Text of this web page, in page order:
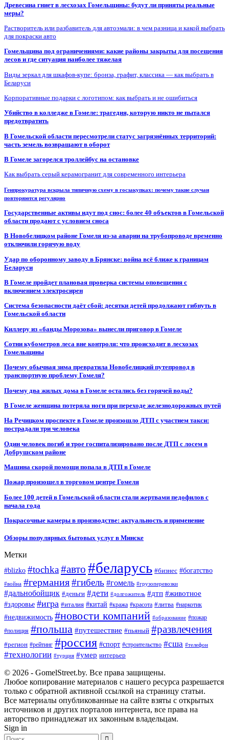
Древесина гниет в лесхозах Гомельщины: будут ли приняты реальные
меры?
Растворитель или разбавитель для автоэмали: в чем разница и какой выбрать
для покраски авто
Гомельщина под ограничениями: какие районы закрыты для посещения
лесов и где ситуация наиболее тяжелая
Виды зеркал для шкафов-купе: бронза, графит, классика — как выбрать в
Беларуси
Корпоративные подарки с логотипом: как выбрать и не ошибиться
Убийство в колледже в Гомеле: трагедия, которую никто не пытался
предотвратить
В Гомельской области пересмотрели статус загрязнённых территорий:
часть земель возвращают в оборот
В Гомеле загорелся троллейбус на остановке
Как выбрать серый керамогранит для современного интерьера
Генпрокуратура вскрыла типичную схему в госзакупках: почему такие случаи
повторяются регулярно
Государственные активы идут под снос: более 40 объектов в Гомельской
области продают с условием сноса
В Новобелицком районе Гомеля из-за аварии на трубопроводе временно
отключили горячую воду
Удар по оборонному заводу в Брянске: война всё ближе к границам
Беларуси
В Гомеле пройдет плановая проверка системы оповещения с
включением электросирен
Система безопасности даёт сбой: десятки детей продолжают гибнуть в
Гомельской области
Киллеру из «банды Морозова» вынесли приговор в Гомеле
Сотни кубометров леса вне контроля: что происходит в лесхозах
Гомельщины
Почему обычная зима превратила Новобелицкий путепровод в
транспортную проблему Гомеля?
Почему два жилых дома в Гомеле остались без горячей воды?
В Гомеле женщина потеряла ноги при переходе железнодорожных путей
На Речицком проспекте в Гомеле произошло ДТП с участием такси:
пострадали три человека
Один человек погиб и трое госпитализировано после ДТП с лосем в
Добрушском районе
Машина скорой помощи попала в ДТП в Гомеле
Пожар произошел в торговом центре Гомеля
Более 100 детей в Гомельской области стали жертвами педофилов с
начала года
Покрасочные камеры в производстве: актуальность и применение
Обзоры популярных бытовых услуг в Минске
Метки
#blizko #tochka#авто #беларусь #бизнес #богатство
#война #германия#гибель #гомель #грузоперевозки
#дальнобойщик #деньги #дети #долгожитель #дтп #животное
#здоровье #игра #италия #китай #кража #красота #литва #наркотик
#недвижимость #новости компаний #образование #пожар
#полиция #польша #путешествие #пьяный #развлечения
#регион #рейтинг #россия #спорт #строительство #сша #телефон
#технологии #турция #умер интерьер
© 2026 - GomelStreet.by. Все права защищены.
Любое копирование материалов с нашего ресурса разрешается
только с обратной активной ссылкой на страницу статьи.
Все материалы опубликованные на сайте взяты с открытых
источников и других порталов интернета, все права на
авторство принадлежат их законным владельцам.
Sign in